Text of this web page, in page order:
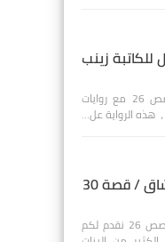
زينب
مرحباً بكم أصدقائي وأحبابي في موقعنا قصص 26 مع روايات
هذه الرواية عل…
حواديت قبل النوم للعشاق / قصة 30
مرحباً بكم جميع أصدقائي ومتابعي موقعنا قصص 26 نقدم لكم